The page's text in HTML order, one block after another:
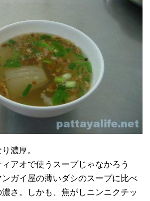
濃厚。
アオで使うスープじゃなかろう
ガイ屋の薄いダシのスープに比べ
さ。しかも、焦がしニンニクチッ